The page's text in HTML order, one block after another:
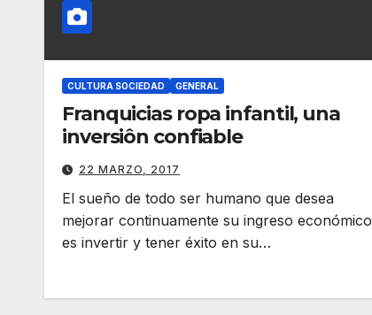
CULTURA SOCIEDAD GENERAL
Franquicias ropa infantil, una
inversiôn confiable
22 MARZO, 2017
El sueño de todo ser humano que desea
mejorar continuamente su ingreso económico
es invertir y tener éxito en su…